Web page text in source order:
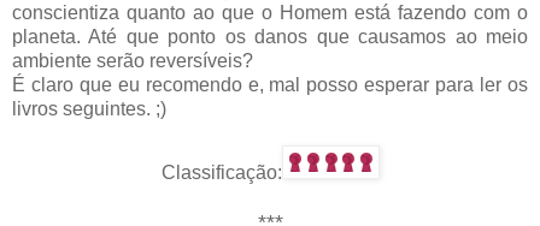
conscientiza quanto ao que o Homem está fazendo com o
planeta. Até que ponto os danos que causamos ao meio
ambiente serão reversíveis?
É claro que eu recomendo e, mal posso esperar para ler os
livros seguintes. ;)
Classificação: